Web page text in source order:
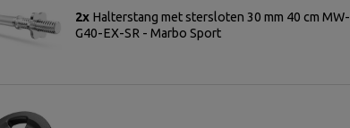
2x Halterstang met stersloten 30 mm 40 cm MW-
G40-EX-SR - Marbo Sport